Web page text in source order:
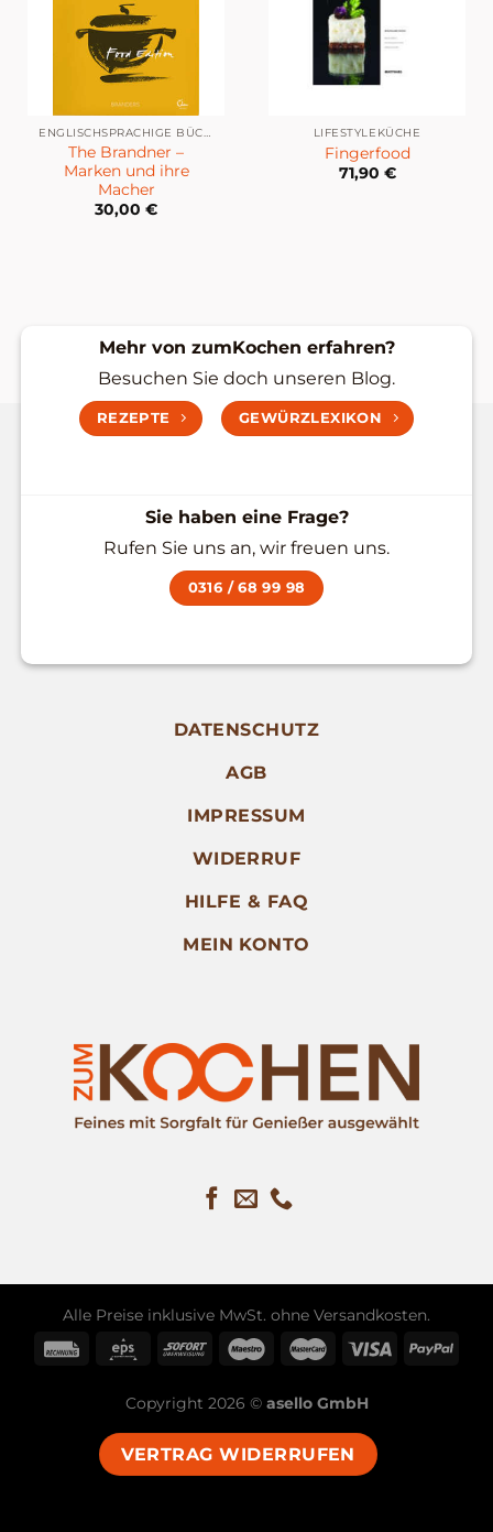
ENGLISCHSPRACHIGE BÜCHER
The Brandner –
Marken und ihre
Macher
30,00 €
LIFESTYLEKÜCHE
Fingerfood
71,90 €
Mehr von zumKochen erfahren?
Besuchen Sie doch unseren Blog.
REZEPTE GEWÜRZLEXIKON
Sie haben eine Frage?
Rufen Sie uns an, wir freuen uns.
0316 / 68 99 98
DATENSCHUTZ
AGB
IMPRESSUM
WIDERRUF
HILFE & FAQ
MEIN KONTO
Alle Preise inklusive MwSt. ohne Versandkosten.
Copyright 2026 © asello GmbH
VERTRAG WIDERRUFEN